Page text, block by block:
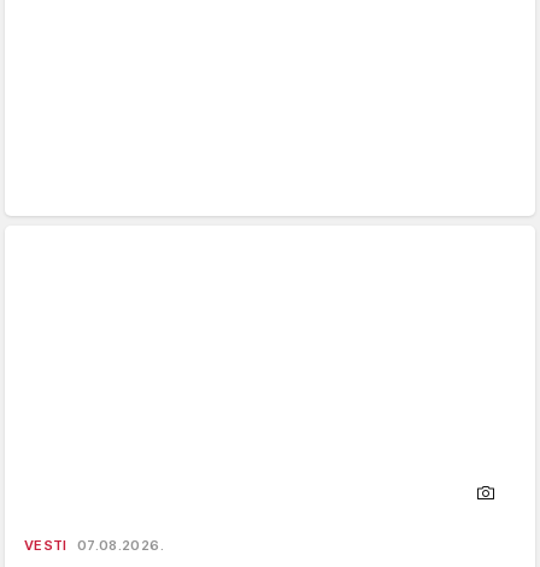
VESTI 07.08.2026.